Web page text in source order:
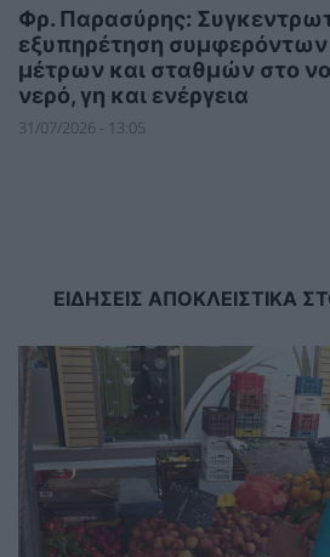
Φρ. Παρασύρης:
εξυπηρέτηση συμφερόντων
μέτρων και σταθμών στο
νερό, γη και ενέργεια
31/07/2026 - 13:05
ΕΙΔΗΣΕΙΣ ΑΠΟΚΛΕΙΣΤΙΚΑ